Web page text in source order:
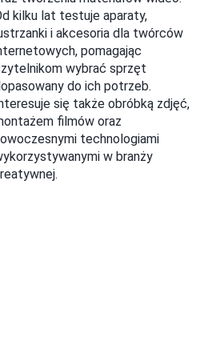
kilku lat testuje aparaty,
i akcesoria dla twórców
pomagając
wybrać sprzęt
do ich potrzeb.
się także obróbką zdjęć,
filmów oraz
technologiami
w branży